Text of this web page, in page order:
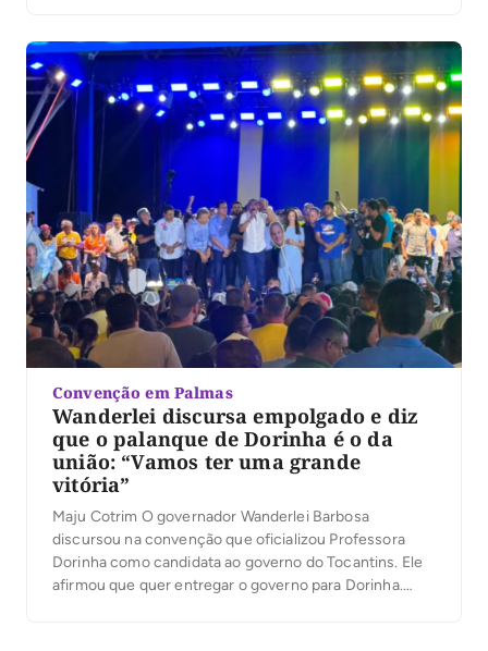
Legislativa e afirmou que pretende atuar em áreas
como saúde, segurança pública […]
Convenção em Palmas
Wanderlei discursa empolgado e diz
que o palanque de Dorinha é o da
união: “Vamos ter uma grande
vitória”
Maju Cotrim O governador Wanderlei Barbosa
discursou na convenção que oficializou Professora
Dorinha como candidata ao governo do Tocantins. Ele
afirmou que quer entregar o governo para Dorinha.